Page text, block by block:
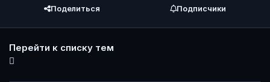
Поделиться Подписчики
Перейти к списку тем